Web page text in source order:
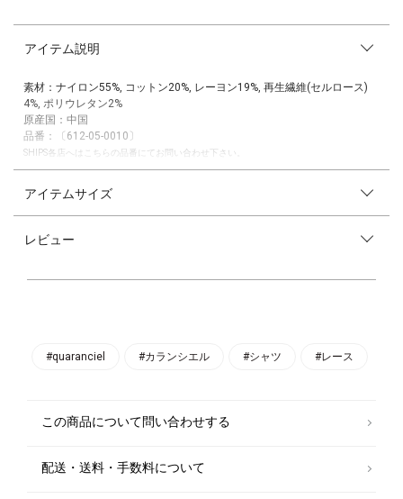
アイテム説明
素材：ナイロン55%, コットン20%, レーヨン19%, 再生繊維(セルロース)
4%, ポリウレタン2%
原産国：中国
品番：〔612-05-0010〕
SHIPS各店へはこちらの品番にてお問い合わせ下さい。
quaranciel
一枚着でもレイヤードでも活躍する、フラワーレースのシャツカットソ
活躍します。
・ストレッチ性のあるレース生地
キャミソールやタンクトップを中に合わせて、透け感を楽しむスタイルが
アイテムサイズ
レビュー
#quaranciel #カランシエル #シャツ #レース
この商品について問い合わせする
配送・送料・手数料について